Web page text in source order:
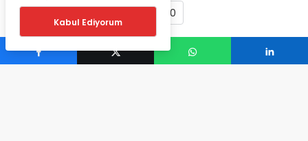
0
Kabul Ediyorum